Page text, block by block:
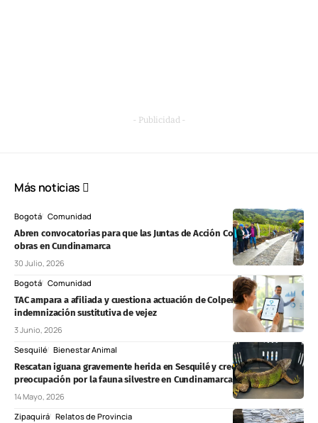
- Publicidad -
Más noticias
Bogotá Comunidad
Abren convocatorias para que las Juntas de Acción Comunal ejecuten
obras en Cundinamarca
30 Julio, 2026
Bogotá Comunidad
TAC ampara a afiliada y cuestiona actuación de Colpensiones por
indemnización sustitutiva de vejez
3 Junio, 2026
Sesquilé Bienestar Animal
Rescatan iguana gravemente herida en Sesquilé y crece la
preocupación por la fauna silvestre en Cundinamarca
14 Mayo, 2026
Zipaquirá Relatos de Provincia